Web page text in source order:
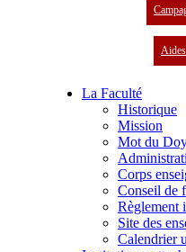
La Faculté
Historique
Mission
Mot du
Corps
Conseil de
Règlement
Site des
Calendrier